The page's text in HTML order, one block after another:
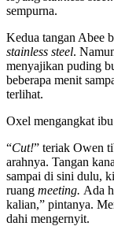
sempurna.
Kedua tangan Abee
stainless steel.
menyajikan puding
beberapa menit
terlihat.
Oxel mengangkat
“Cut!” teriak Owen
arahnya. Tangan
sampai di sini dulu,
ruang meeting. Ada
kalian,” pintanya.
dahi mengernyit.